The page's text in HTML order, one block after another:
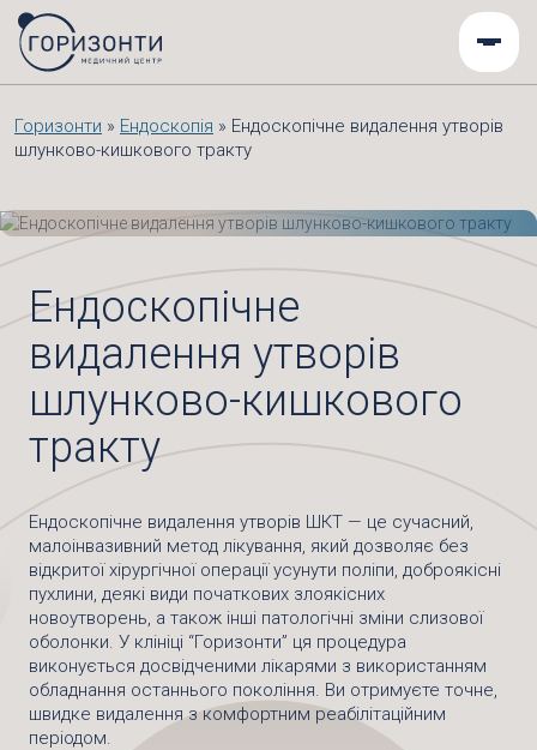
Горизонти » Ендоскопія » Ендоскопічне видалення утворів
шлунково-кишкового тракту
Ендоскопічне
видалення утворів
шлунково-кишкового
тракту
Ендоскопічне видалення утворів ШКТ — це сучасний,
малоінвазивний метод лікування, який дозволяє без
відкритої хірургічної операції усунути поліпи, доброякісні
пухлини, деякі види початкових злоякісних
новоутворень, а також інші патологічні зміни слизової
оболонки. У клініці “Горизонти” ця процедура
виконується досвідченими лікарями з використанням
обладнання останнього покоління. Ви отримуєте точне,
швидке видалення з комфортним реабілітаційним
періодом.